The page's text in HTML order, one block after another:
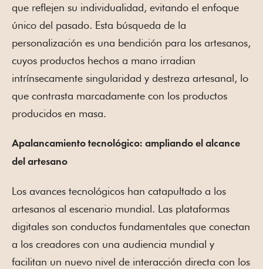
que reflejen su individualidad, evitando el enfoque
único del pasado. Esta búsqueda de la
personalización es una bendición para los artesanos,
cuyos productos hechos a mano irradian
intrínsecamente singularidad y destreza artesanal, lo
que contrasta marcadamente con los productos
producidos en masa.
Apalancamiento tecnológico: ampliando el alcance
del artesano
Los avances tecnológicos han catapultado a los
artesanos al escenario mundial. Las plataformas
digitales son conductos fundamentales que conectan
a los creadores con una audiencia mundial y
facilitan un nuevo nivel de interacción directa con los